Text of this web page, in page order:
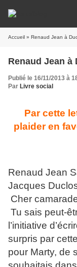
Accueil » Renaud Jean à
Renaud Jean à
Publié le 16/11/2013 à
Par Livre social
Par cette
plaider en
Renaud Jean
Jacques
Cher
Tu sais peut-
l’initiative
surpris par
pour Marty, de